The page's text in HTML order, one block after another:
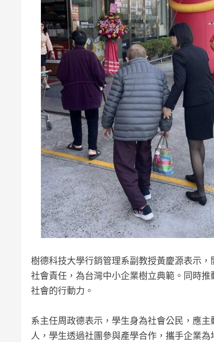
樹德科技大學行銷管理系副教授黃慶源表示
社會責任，為台灣中小企業樹立典範。同時
社會的行動力。
系主任周政德表示，學生身為社會公民，應
人，學生透過社團參與產學合作，攜手企業